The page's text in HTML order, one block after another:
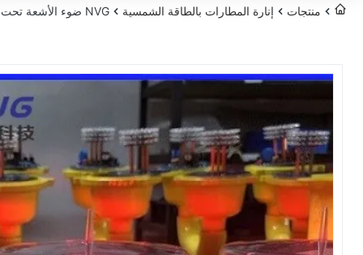
منتجات إنارة المطارات بالطاقة الشمسية NVG ضوء الأشعة تحت الحمراء متوافق مع انخفاض استهلاك الطاقة لمطار المطار